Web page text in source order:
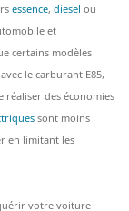
essence, diesel ou
et
certains modèles
le carburant E85,
réaliser des économies
sont moins
en limitant les
votre voiture